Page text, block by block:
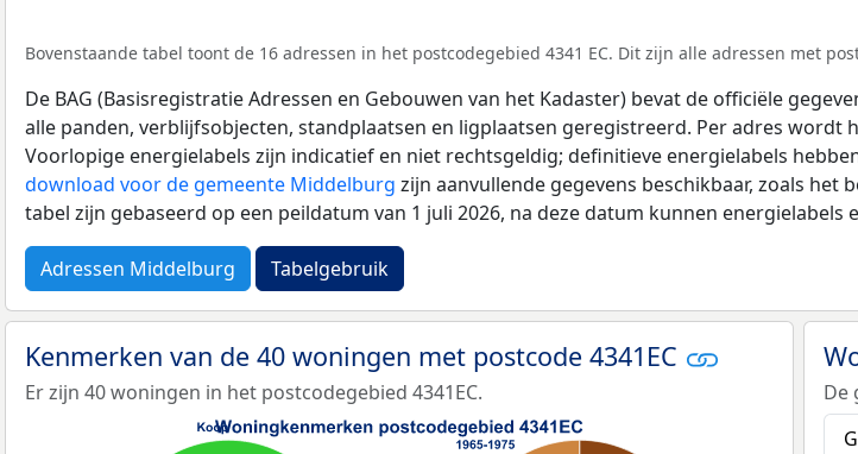
Bovenstaande tabel toont de 16 adressen in het postcodegebied 4341 EC. Dit zijn alle adressen met
De BAG (Basisregistratie Adressen en Gebouwen van het Kadaster) bevat de officiële
alle panden, verblijfsobjecten, standplaatsen en ligplaatsen geregistreerd. Per adres
Voorlopige energielabels zijn indicatief en niet rechtsgeldig; definitieve energielabels
download voor de gemeente Middelburg zijn aanvullende gegevens beschikbaar, zoals het
tabel zijn gebaseerd op een peildatum van 1 juli 2026, na deze datum kunnen
Adressen Middelburg Tabelgebruik
Kenmerken van de 40 woningen met postcode 4341EC
Er zijn 40 woningen in het postcodegebied 4341EC. De